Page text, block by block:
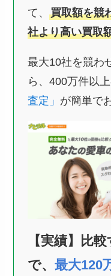
て、 買取額を競
社より高い買取
最大10社を競わ
ら、400万件以
査定」 が簡単で
【実績】比
で、 最大120